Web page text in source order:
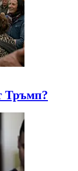
Тръмп?